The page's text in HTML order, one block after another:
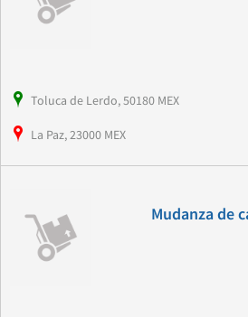
Toluca de Lerdo, 50180 MEX
La Paz, 23000 MEX
Mudanza de